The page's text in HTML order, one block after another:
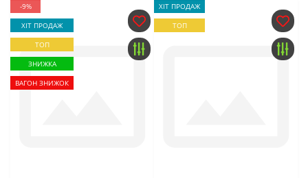
-9%
ХІТ ПРОДАЖ
ТОП
ЗНИЖКА
ВАГОН ЗНИЖОК
ХІТ ПРОДАЖ
ТОП